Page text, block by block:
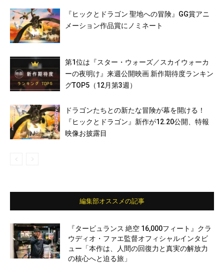
『ヒックとドラゴン 聖地への冒険』GG賞アニ
メーション作品賞にノミネート
第1位は『スター・ウォーズ／スカイウォーカ
ーの夜明け』来週公開映画 新作期待度ランキン
グTOP5（12月第3週）
ドラゴンたちとの新たな冒険が幕を開ける！
『ヒックとドラゴン』新作が12.20公開、特報
映像お披露目
編集部オススメの記事
『タービュランス 絶空 16,000フィート』クラ
ウディオ・ファエ監督オフィシャルインタビ
ュー「本作は、人間の回復力と真実の解放力
の核心へと迫る旅」